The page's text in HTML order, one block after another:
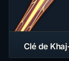
Clé de